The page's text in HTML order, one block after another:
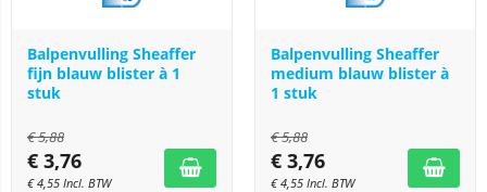
Balpenvulling Sheaffer
fijn blauw blister à 1
stuk
€5,88
€ 3,76
€4,55 Incl. BTW
Balpenvulling Sheaffer
medium blauw blister à
1 stuk
€5,88
€ 3,76
€4,55 Incl. BTW